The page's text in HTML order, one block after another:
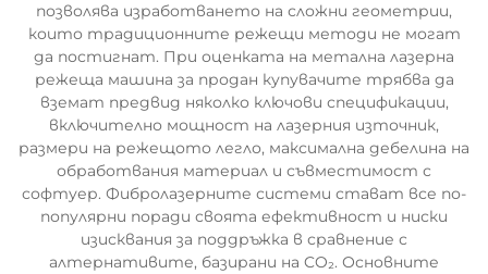
позволява изработването на сложни геометрии,
които традиционните режещи методи не могат
да постигнат. При оценката на метална лазерна
режеща машина за продан купувачите трябва да
вземат предвид няколко ключови спецификации,
включително мощност на лазерния източник,
размери на режещото легло, максимална дебелина на
обработвания материал и съвместимост с
софтуер. Фибролазерните системи стават все по-
популярни поради своята ефективност и ниски
изисквания за поддръжка в сравнение с
алтернативите, базирани на CO₂. Основните